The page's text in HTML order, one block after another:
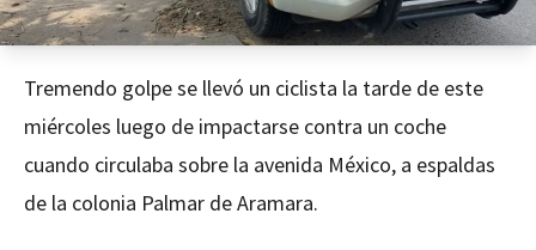
Tremendo golpe se llevó un ciclista la tarde de este
miércoles luego de impactarse contra un coche
cuando circulaba sobre la avenida México, a espaldas
de la colonia Palmar de Aramara.